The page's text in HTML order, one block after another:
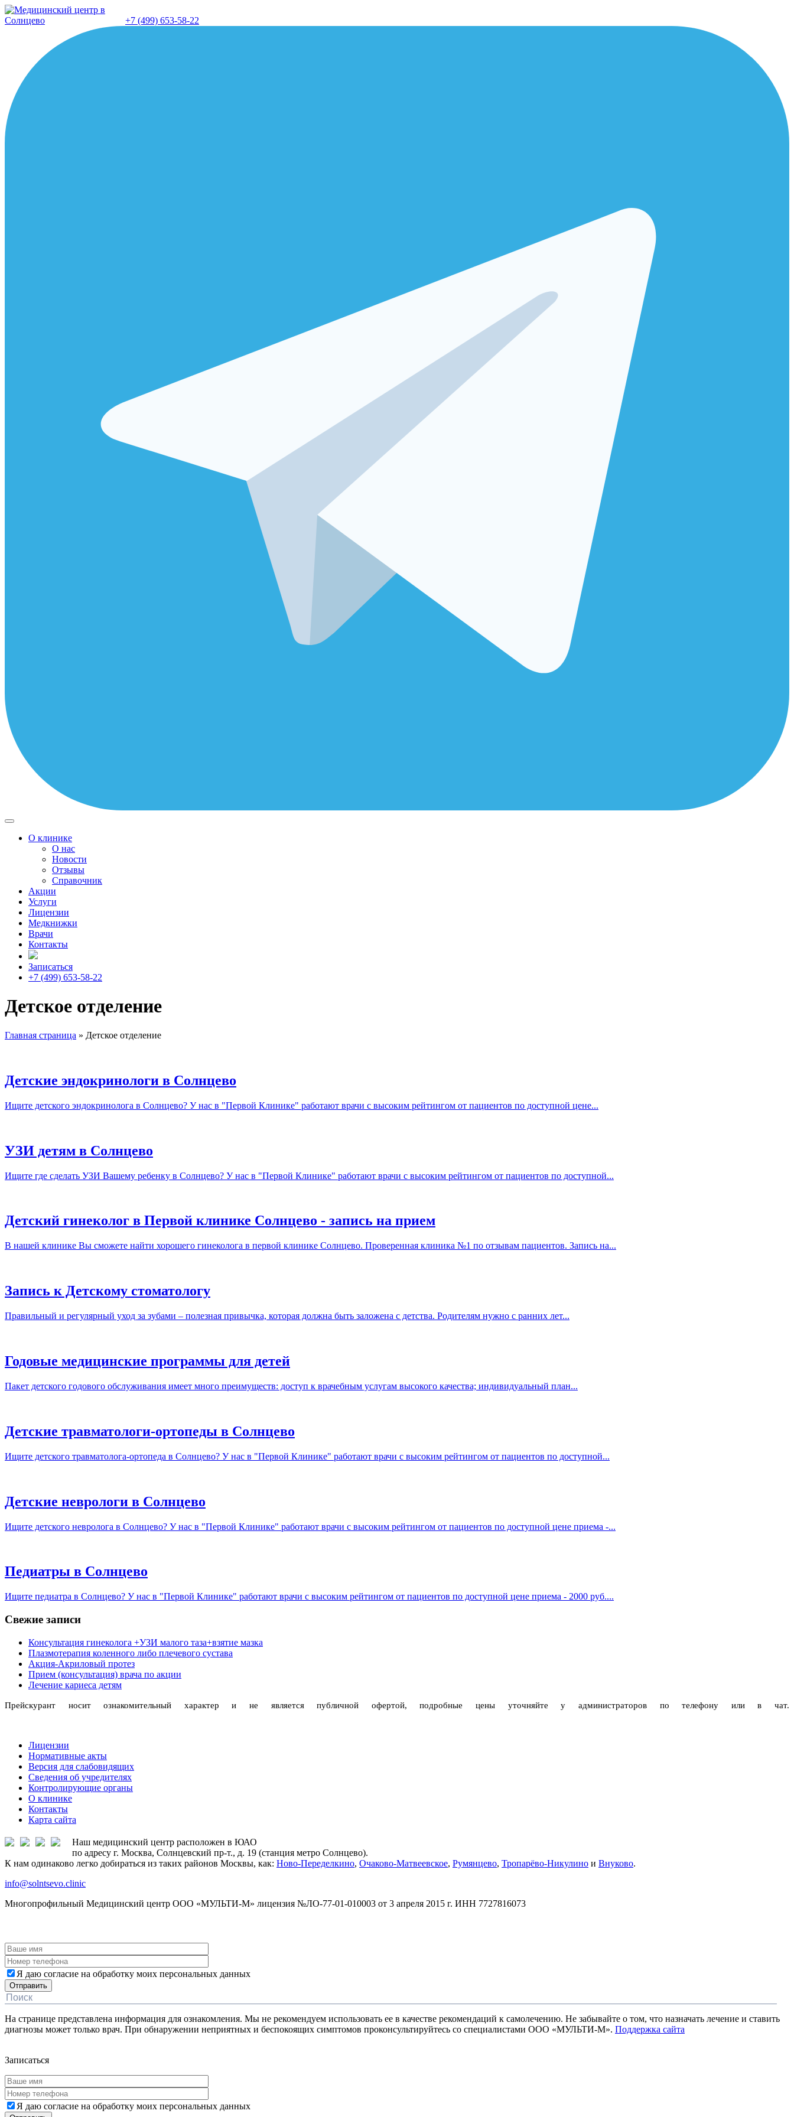
Перейти
к
+7 (499) 653-58-22
О клинике
О нас
Новости
Отзывы
Справочник
Акции
Услуги
Лицензии
Медкнижки
Врачи
Контакты
Записаться
+7 (499) 653-58-22
Детское отделение
Главная страница » Детское отделение
Детские эндокринологи в Солнцево
Ищите детского эндокринолога в Солнцево? У нас в "Первой Клинике" работают врачи с высоким рейтингом от пациентов по доступной цене...
УЗИ детям в Солнцево
Ищите где сделать УЗИ Вашему ребенку в Солнцево? У нас в "Первой Клинике" работают врачи с высоким рейтингом от пациентов по доступной...
Детский гинеколог в Первой клинике Солнцево - запись на прием
В нашей клинике Вы сможете найти хорошего гинеколога в первой клинике Солнцево. Проверенная клиника №1 по отзывам пациентов. Запись на...
Запись к Детскому стоматологу
Правильный и регулярный уход за зубами – полезная привычка, которая должна быть заложена с детства. Родителям нужно с ранних лет...
Годовые медицинские программы для детей
Пакет детского годового обслуживания имеет много преимуществ: доступ к врачебным услугам высокого качества; индивидуальный план...
Детские травматологи-ортопеды в Солнцево
Ищите детского травматолога-ортопеда в Солнцево? У нас в "Первой Клинике" работают врачи с высоким рейтингом от пациентов по доступной...
Детские неврологи в Солнцево
Ищите детского невролога в Солнцево? У нас в "Первой Клинике" работают врачи с высоким рейтингом от пациентов по доступной цене приема -...
Педиатры в Солнцево
Ищите педиатра в Солнцево? У нас в "Первой Клинике" работают врачи с высоким рейтингом от пациентов по доступной цене приема - 2000 руб....
Свежие записи
Консультация гинеколога +УЗИ малого таза+взятие мазка
Плазмотерапия коленного либо плечевого сустава
Акция-Акриловый протез
Прием (консультация) врача по акции
Лечение кариеса детям
Прейскурант носит ознакомительный характер и не является публичной офертой, подробные цены уточняйте у администраторов по телефону или в чат.
Лицензии
Нормативные акты
Версия для слабовидящих
Сведения об учредителях
Контролирующие органы
О клинике
Контакты
Карта сайта
Наш медицинский центр расположен в ЮАО
по адресу г. Москва, Солнцевский пр-т., д. 19 (станция метро Солнцево).
К нам одинаково легко добираться из таких районов Москвы, как: Ново-Переделкино, Очаково-Матвеевское, Румянцево, Тропарёво-Никулино и Внуково.
info@solntsevo.clinic
Многопрофильный Медицинский центр ООО «МУЛЬТИ-М» лицензия №ЛО-77-01-010003 от 3 апреля 2015 г. ИНН 7727816073
Я даю согласие на обработку моих персональных данных
На странице представлена информация для ознакомления. Мы не рекомендуем использовать ее в качестве рекомендаций к самолечению. Не забывайте о том, что назначать лечение и ставить
диагнозы может только врач. При обнаружении неприятных и беспокоящих симптомов проконсультируйтесь со специалистами ООО «МУЛЬТИ-М». Поддержка сайта
Записаться
Я даю согласие на обработку моих персональных данных